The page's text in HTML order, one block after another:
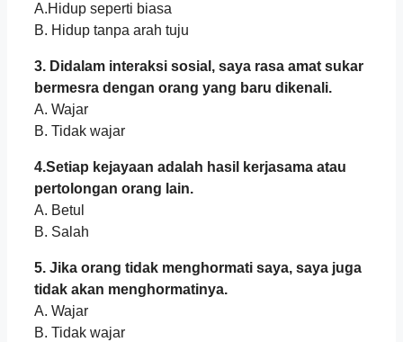
A.Hidup seperti biasa
B. Hidup tanpa arah tuju
3. Didalam interaksi sosial, saya rasa amat sukar
bermesra dengan orang yang baru dikenali.
A. Wajar
B. Tidak wajar
4.Setiap kejayaan adalah hasil kerjasama atau
pertolongan orang lain.
A. Betul
B. Salah
5. Jika orang tidak menghormati saya, saya juga
tidak akan menghormatinya.
A. Wajar
B. Tidak wajar